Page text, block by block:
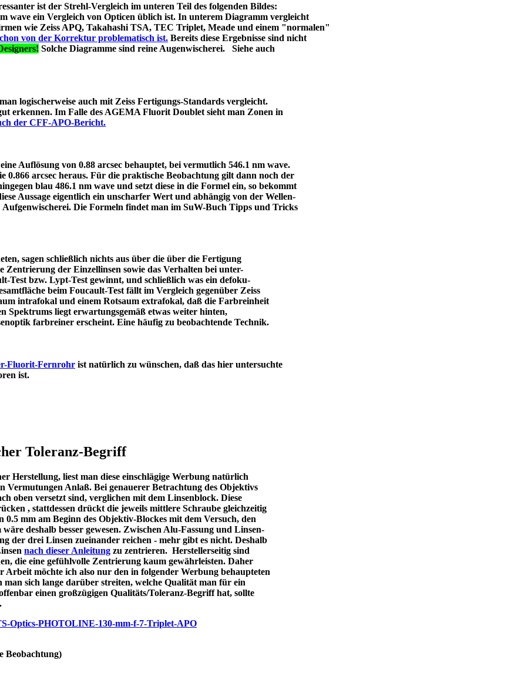
ist der Strehl-Vergleich im unteren Teil des folgenden Bildes:
wave ein Vergleich von Opticen üblich ist. In unterem Diagramm vergleicht
wie Zeiss APQ, Takahashi TSA, TEC Triplet, Meade und einem "normalen"
von der Korrektur problematisch ist. Bereits diese Ergebnisse sind nicht
Solche Diagramme sind reine Augenwischerei. Siehe auch
logischerweise auch mit Zeiss Fertigungs-Standards vergleicht.
erkennen. Im Falle des AGEMA Fluorit Doublet sieht man Zonen in
der CFF-APO-Bericht.
Auflösung von 0.88 arcsec behauptet, bei vermutlich 546.1 nm wave.
arcsec heraus. Für die praktische Beobachtung gilt dann noch der
blau 486.1 nm wave und setzt diese in die Formel ein, so bekommt
Aussage eigentlich ein unscharfer Wert und abhängig von der Wellen-
Die Formeln findet man im SuW-Buch Tipps und Tricks
sagen schließlich nichts aus über die über die Fertigung
Zentrierung der Einzellinsen sowie das Verhalten bei unter-
Test bzw. Lypt-Test gewinnt, und schließlich was ein defoku-
beim Foucault-Test fällt im Vergleich gegenüber Zeiss
intrafokal und einem Rotsaum extrafokal, daß die Farbreinheit
Spektrums liegt erwartungsgemäß etwas weiter hinten,
farbreiner erscheint. Eine häufig zu beobachtende Technik.
Fluorit-Fernrohr ist natürlich zu wünschen, daß das hier untersuchte
ist.
Toleranz-Begriff
Herstellung, liest man diese einschlägige Werbung natürlich
Vermutungen Anlaß. Bei genauerer Betrachtung des Objektivs
oben versetzt sind, verglichen mit dem Linsenblock. Diese
, stattdessen drückt die jeweils mittlere Schraube gleichzeitig
mm am Beginn des Objektiv-Blockes mit dem Versuch, den
deshalb besser gewesen. Zwischen Alu-Fassung und Linsen-
der drei Linsen zueinander reichen - mehr gibt es nicht. Deshalb
nach dieser Anleitung zu zentrieren. Herstellerseitig sind
die eine gefühlvolle Zentrierung kaum gewährleisten. Daher
möchte ich also nur den in folgender Werbung behaupteten
sich lange darüber streiten, welche Qualität man für ein
einen großzügigen Qualitäts/Toleranz-Begriff hat, sollte
Optics-PHOTOLINE-130-mm-f-7-Triplet-APO
Beobachtung)